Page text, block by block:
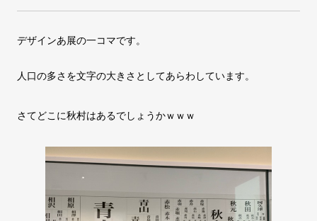
デザインあ展の一コマです。
人口の多さを文字の大きさとしてあらわしています。
さてどこに秋村はあるでしょうかｗｗｗ